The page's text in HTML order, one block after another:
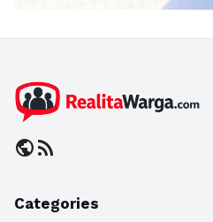
publicrss_feed
Categories